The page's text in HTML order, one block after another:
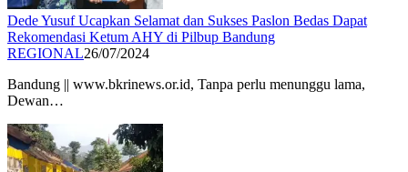
Dede Yusuf Ucapkan Selamat dan Sukses Paslon Bedas Dapat
Rekomendasi Ketum AHY di Pilbup Bandung
REGIONAL26/07/2024
Bandung || www.bkrinews.or.id, Tanpa perlu menunggu lama,
Dewan…